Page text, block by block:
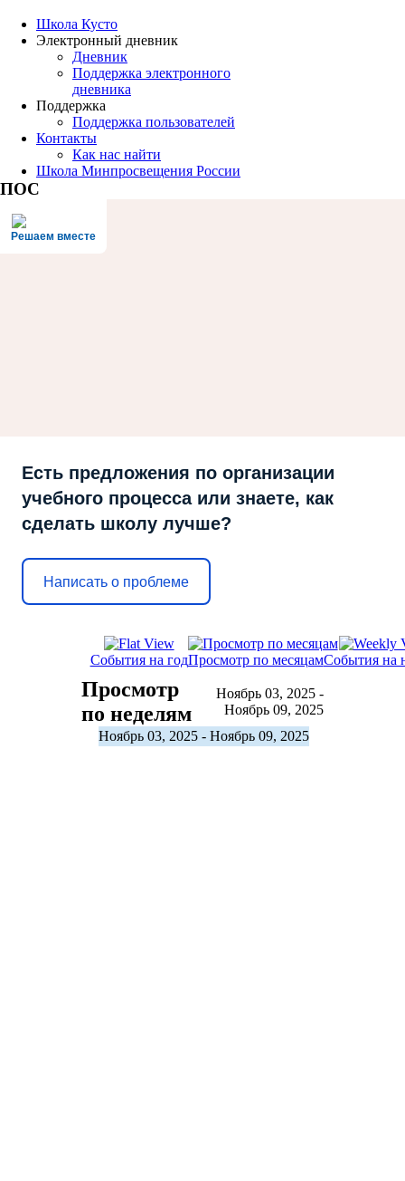
Школа Кусто
Электронный дневник
Дневник
Поддержка электронного
дневника
Поддержка
Поддержка пользователей
Контакты
Как нас найти
Школа Минпросвещения России
ПОС
Решаем вместе
Есть предложения по организации
учебного процесса или знаете, как
сделать школу лучше?
Написать о проблеме
События на годПросмотр по месяцамСобытия на
Просмотр
по неделям
Ноябрь 03, 2025 -
Ноябрь 09, 2025
Ноябрь 03, 2025 - Ноябрь 09, 2025